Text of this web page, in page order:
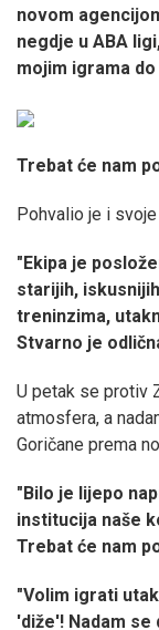
novom
negdje u ABA
mojim igrama
Trebat će nam
Pohvalio je i
"Ekipa je
starijih,
treninzima,
Stvarno je
U petak se protiv
atmosfera, a
Goričane prema
"Bilo je lijepo
institucija naše
Trebat će nam
"Volim igrati
'diže'! Nadam se